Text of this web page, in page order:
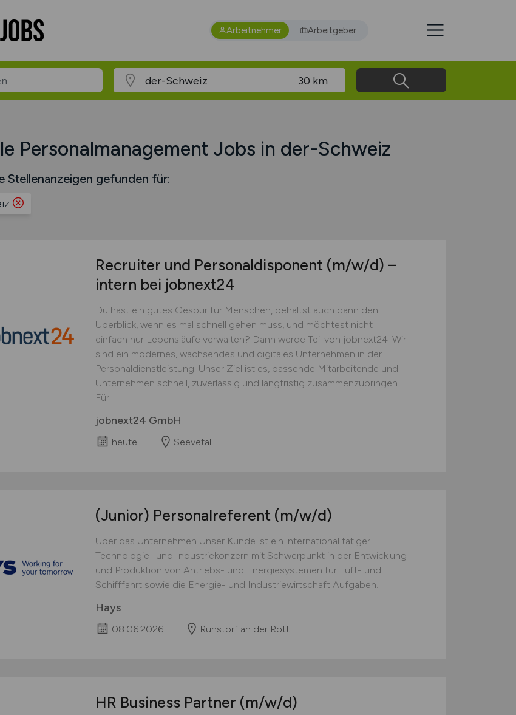
Arbeitnehmer Arbeitgeber
Personalmanagement Jobs in der-Schweiz
Stellenanzeigen gefunden für:
Recruiter und Personaldisponent (m/w/d) –
intern bei jobnext24
Du hast ein gutes Gespür für Menschen, behältst auch dann den
Überblick, wenn es mal schnell gehen muss, und möchtest nicht
einfach nur Lebensläufe verwalten? Dann werde Teil von jobnext24. Wir
sind ein modernes, wachsendes und digitales Unternehmen in der
Personaldienstleistung. Unser Ziel ist es, passende Mitarbeitende und
Unternehmen schnell, zuverlässig und langfristig zusammenzubringen.
Für...
jobnext24 GmbH
heute Seevetal
(Junior) Personalreferent (m/w/d)
Über das Unternehmen Unser Kunde ist ein international tätiger
Technologie- und Industriekonzern mit Schwerpunkt in der Entwicklung
und Produktion von Antriebs- und Energiesystemen für Luft- und
Schifffahrt sowie die Energie- und Industriewirtschaft Aufgaben...
Hays
08.06.2026 Ruhstorf an der Rott
HR Business Partner (m/w/d)